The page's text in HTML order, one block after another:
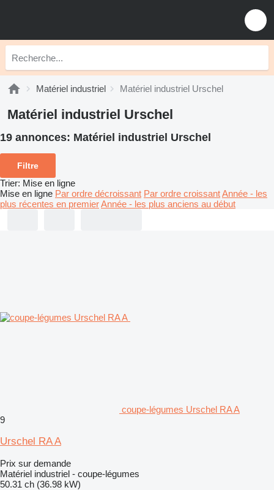
Matériel industriel Matériel industriel Urschel
Matériel industriel Urschel
19 annonces: Matériel industriel Urschel
Filtre
Trier: Mise en ligne
Mise en ligne Par ordre décroissant Par ordre croissantAnnée - les
plus récentes en premierAnnée - les plus anciens au début
coupe-légumes Urschel RA A
9
Urschel RA A
Prix sur demande
Matériel industriel - coupe-légumes
50.31 ch (36.98 kW)